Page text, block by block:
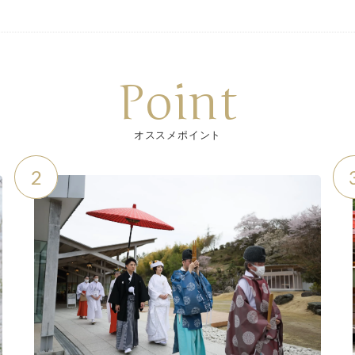
Point
オススメポイント
2